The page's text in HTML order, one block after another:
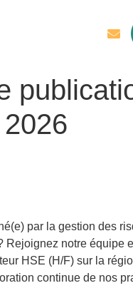
par la gestion des
Rejoignez notre équipe
HSE (H/F) sur la
continue de nos